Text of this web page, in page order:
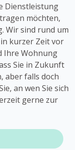
Dienstleistung
möchten,
Wir sind rund um
kurzer Zeit vor
Ihre Wohnung
Sie in Zukunft
aber falls doch
an wen Sie sich
gerne zur